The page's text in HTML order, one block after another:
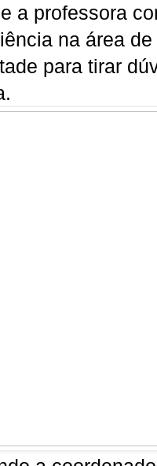
a professora
na área
para tirar